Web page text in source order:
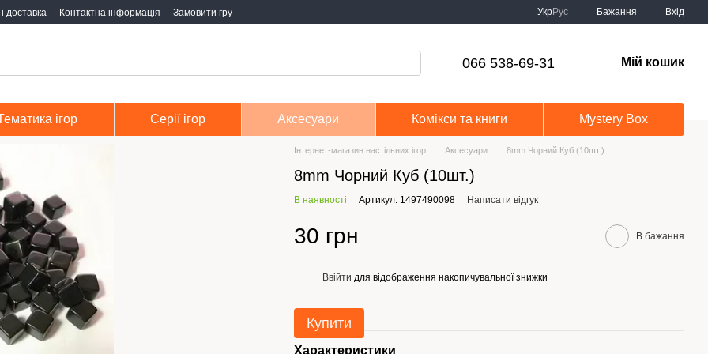
доставка Контактна інформація Замовити гру УкрРус Бажання Вхід
066 538-69-31 Мій кошик
ігор Серії ігор Аксесуари Комікси та книги Mystery Box
Інтернет-магазин настільних ігор Аксесуари 8mm Чорний Куб (10шт.)
8mm Чорний Куб (10шт.)
В наявності Артикул: 1497490098 Написати відгук
30 грн В бажання
Ввійти для відображення накопичувальної знижки
Купити
Характеристики